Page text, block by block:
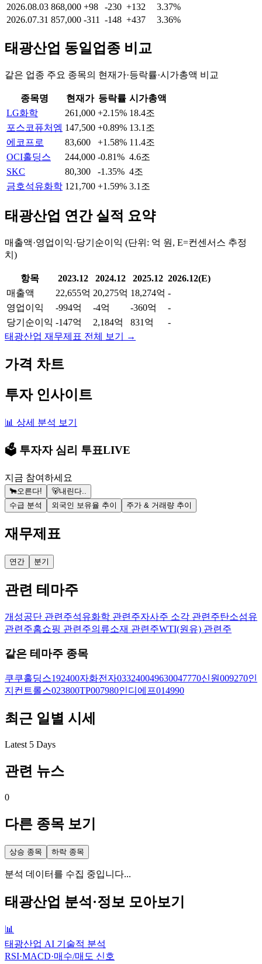
2026.08.03 868,000 +98 -230 +132
3.37%
2026.07.31 857,000 -311 -148 +437 3.36%
태광산업 동일업종 비교
같은 업종 주요 종목의 현재가·등락률·시가총액 비교
종목명 현재가 등락률 시가총액
LG화학
261,000 +2.15% 18.4조
포스코퓨처엠 147,500 +0.89% 13.1조
에코프로
83,600 +1.58% 11.4조
OCI홀딩스
244,000 -0.81% 4.6조
SKC
80,300 -1.35% 4조
금호석유화학 121,700 +1.59% 3.1조
태광산업 연간 실적 요약
매출액·영업이익·당기순이익 (단위: 억 원, E=컨센서스 추정
치)
항목 2023.12 2024.12 2025.12 2026.12(E)
매출액
22,655억 20,275억 18,274억 -
영업이익
-994억 -4억 -360억
-
당기순이익 -147억 2,184억 831억
-
태광산업 재무제표 전체 보기 →
가격 차트
투자 인사이트
📊 상세 분석 보기
🗳️ 투자자 심리 투표LIVE
지금 참여하세요
🐂오른다! 🐻내린다..
수급 분석
외국인 보유율 추이 주가 & 거래량 추이
재무제표
연간 분기
관련 테마주
개성공단 관련주석유화학 관련주자사주 소각 관련주탄소섬유
관련주홈쇼핑 관련주의류소재 관련주WTI(원유) 관련주
같은 테마주 종목
쿠쿠홀딩스192400자화전자033240049630047770신원009270인
지컨트롤스023800TP007980인디에프014990
최근 일별 시세
Latest 5 Days
관련 뉴스
0
다른 종목 보기
상승 종목 하락 종목
분석 데이터를 수집 중입니다...
태광산업 분석·정보 모아보기
📊
태광산업 AI 기술적 분석
RSI·MACD·매수/매도 신호